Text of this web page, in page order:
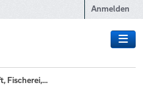
Anmelden
Fischerei,...